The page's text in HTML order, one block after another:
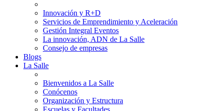
Innovación y R+D
Servicios de Emprendimiento y Aceleración
Gestión Integral Eventos
La innovación, ADN de La Salle
Consejo de empresas
Blogs
La Salle
Bienvenidos a La Salle
Conócenos
Organización y Estructura
Escuelas y Facultades